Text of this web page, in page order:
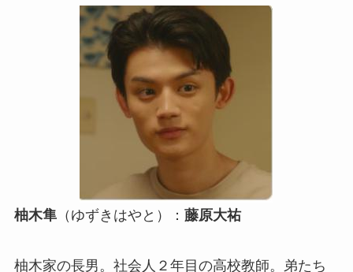
柚木隼（ゆずきはやと）： 藤原大祐
柚木家の長男。社会人２年目の高校教師。弟たち